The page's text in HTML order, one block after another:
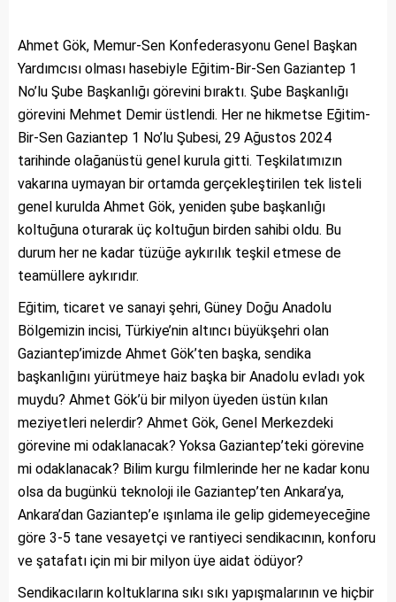
Ahmet Gök, Memur-Sen Konfederasyonu Genel Başkan
Yardımcısı olması hasebiyle Eğitim-Bir-Sen Gaziantep 1
No’lu Şube Başkanlığı görevini bıraktı. Şube Başkanlığı
görevini Mehmet Demir üstlendi. Her ne hikmetse Eğitim-
Bir-Sen Gaziantep 1 No’lu Şubesi, 29 Ağustos 2024
tarihinde olağanüstü genel kurula gitti. Teşkilatımızın
vakarına uymayan bir ortamda gerçekleştirilen tek listeli
genel kurulda Ahmet Gök, yeniden şube başkanlığı
koltuğuna oturarak üç koltuğun birden sahibi oldu. Bu
durum her ne kadar tüzüğe aykırılık teşkil etmese de
teamüllere aykırıdır.
Eğitim, ticaret ve sanayi şehri, Güney Doğu Anadolu
Bölgemizin incisi, Türkiye’nin altıncı büyükşehri olan
Gaziantep’imizde Ahmet Gök’ten başka, sendika
başkanlığını yürütmeye haiz başka bir Anadolu evladı yok
muydu? Ahmet Gök’ü bir milyon üyeden üstün kılan
meziyetleri nelerdir? Ahmet Gök, Genel Merkezdeki
görevine mi odaklanacak? Yoksa Gaziantep’teki görevine
mi odaklanacak? Bilim kurgu filmlerinde her ne kadar konu
olsa da bugünkü teknoloji ile Gaziantep’ten Ankara’ya,
Ankara’dan Gaziantep’e ışınlama ile gelip gidemeyeceğine
göre 3-5 tane vesayetçi ve rantiyeci sendikacının, konforu
ve şatafatı için mi bir milyon üye aidat ödüyor?
Sendikacıların koltuklarına sıkı sıkı yapışmalarının ve hiçbir